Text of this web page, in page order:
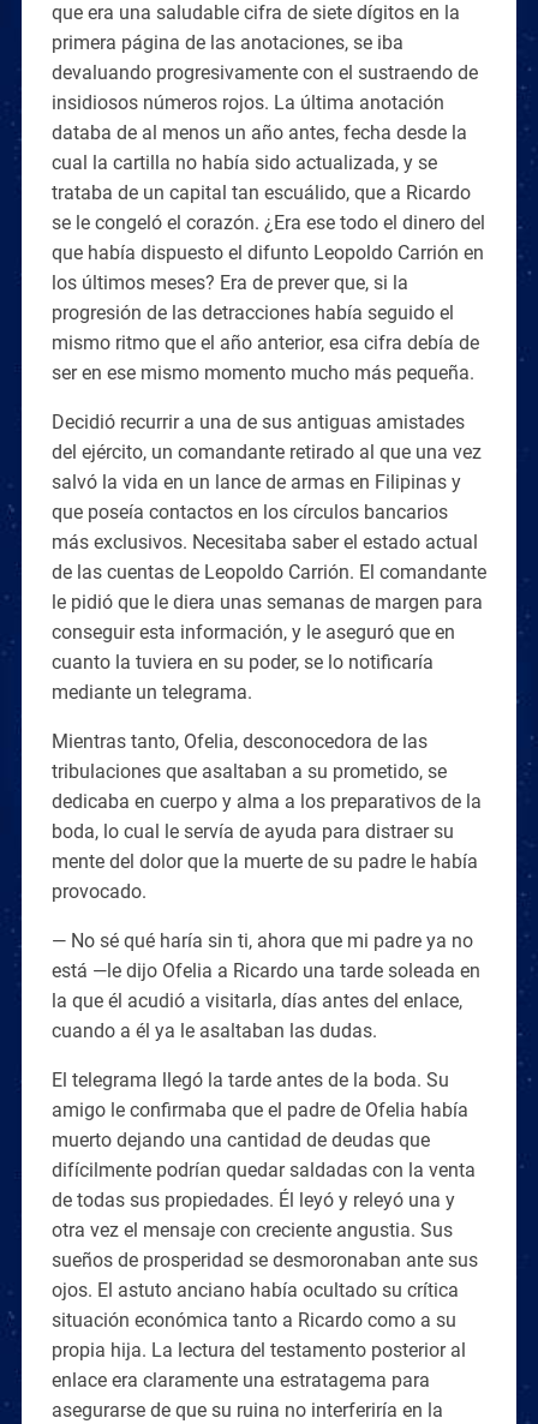
que era una saludable cifra de siete dígitos en la
primera página de las anotaciones, se iba
devaluando progresivamente con el sustraendo de
insidiosos números rojos. La última anotación
databa de al menos un año antes, fecha desde la
cual la cartilla no había sido actualizada, y se
trataba de un capital tan escuálido, que a Ricardo
se le congeló el corazón. ¿Era ese todo el dinero del
que había dispuesto el difunto Leopoldo Carrión en
los últimos meses? Era de prever que, si la
progresión de las detracciones había seguido el
mismo ritmo que el año anterior, esa cifra debía de
ser en ese mismo momento mucho más pequeña.
Decidió recurrir a una de sus antiguas amistades
del ejército, un comandante retirado al que una vez
salvó la vida en un lance de armas en Filipinas y
que poseía contactos en los círculos bancarios
más exclusivos. Necesitaba saber el estado actual
de las cuentas de Leopoldo Carrión. El comandante
le pidió que le diera unas semanas de margen para
conseguir esta información, y le aseguró que en
cuanto la tuviera en su poder, se lo notificaría
mediante un telegrama.
Mientras tanto, Ofelia, desconocedora de las
tribulaciones que asaltaban a su prometido, se
dedicaba en cuerpo y alma a los preparativos de la
boda, lo cual le servía de ayuda para distraer su
mente del dolor que la muerte de su padre le había
provocado.
— No sé qué haría sin ti, ahora que mi padre ya no
está —le dijo Ofelia a Ricardo una tarde soleada en
la que él acudió a visitarla, días antes del enlace,
cuando a él ya le asaltaban las dudas.
El telegrama llegó la tarde antes de la boda. Su
amigo le confirmaba que el padre de Ofelia había
muerto dejando una cantidad de deudas que
difícilmente podrían quedar saldadas con la venta
de todas sus propiedades. Él leyó y releyó una y
otra vez el mensaje con creciente angustia. Sus
sueños de prosperidad se desmoronaban ante sus
ojos. El astuto anciano había ocultado su crítica
situación económica tanto a Ricardo como a su
propia hija. La lectura del testamento posterior al
enlace era claramente una estratagema para
asegurarse de que su ruina no interferiría en la